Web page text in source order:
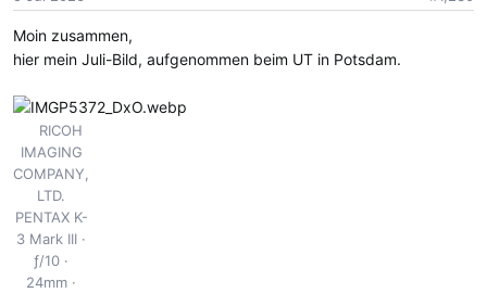
n
:
Moin zusammen,
hier mein Juli-Bild, aufgenommen beim UT in Potsdam.
RICOH
IMAGING
COMPANY,
LTD.
PENTAX K-
3 Mark III
ƒ/10
24mm